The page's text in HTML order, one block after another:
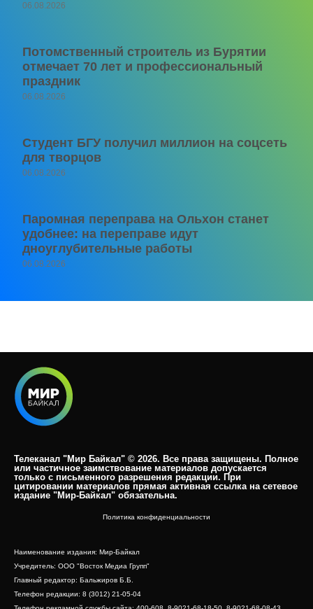
06.08.2026
Потомственный строитель из Бурятии
отмечает 70 лет и профессиональный
праздник
06.08.2026
Студент БГУ получил миллион на соцсеть
для творцов
06.08.2026
Паромная переправа на Ольхон станет
удобнее: на переправе идут
дноуглубительные работы
06.08.2026
Телеканал "Мир Байкал" © 2026. Все права защищены. Полное
или частичное заимствование материалов допускается
только с письменного разрешения редакции. При
цитировании материалов прямая активная ссылка на сетевое
издание "Мир-Байкал" обязательна.​
Политика конфиденциальности
Наименование издания: Мир-Байкал
Учредитель: ООО "Восток Медиа Групп"
Главный редактор: Бальжиров Б.Б.
Телефон редакции: 8 (3012) 21-05-04